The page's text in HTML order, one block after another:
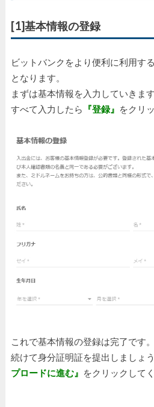
[1]基本情報の登録
ビットバンクをより便利に利用す
となります。
まずは基本情報を入力していきます
すべて入力したら 『登録』 をクリ
これで基本情報の登録は完了です。
続けて身分証明証を提出しましょう
プロードに進む』 をクリックして